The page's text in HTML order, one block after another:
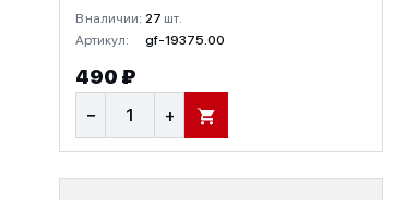
В наличии: 27 шт.
Артикул:
gf-19375.00
490 ₽
− + В КОРЗИНУ